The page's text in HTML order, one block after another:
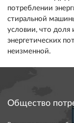
потреблении
стиральной
условии, что доля
энергетических
неизменной.
Общество